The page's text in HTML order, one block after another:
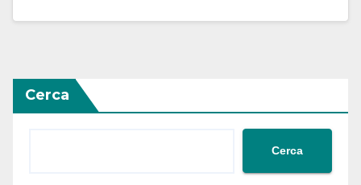
Cerca
Cerca